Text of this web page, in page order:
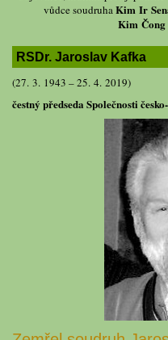
vůdce soudruhaKim Ir
Kim
RSDr. Jaroslav Kafka
(27. 3. 1943 – 25. 4. 2019)
čestný předseda Společnosti